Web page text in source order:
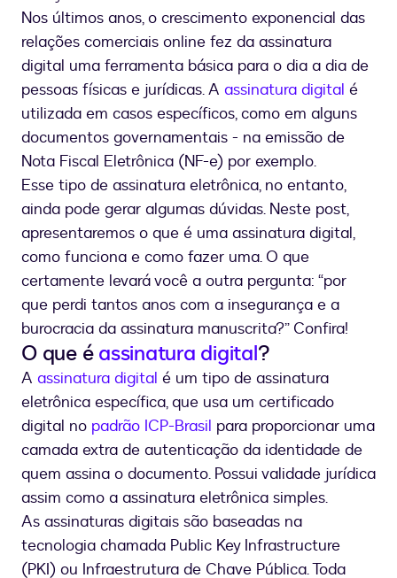
Nos últimos anos, o crescimento exponencial das
relações comerciais online fez da assinatura
digital uma ferramenta básica para o dia a dia de
pessoas físicas e jurídicas. A assinatura digital é
utilizada em casos específicos, como em alguns
documentos governamentais - na emissão de
Nota Fiscal Eletrônica (NF-e) por exemplo.
Esse tipo de assinatura eletrônica, no entanto,
ainda pode gerar algumas dúvidas. Neste post,
apresentaremos o que é uma assinatura digital,
como funciona e como fazer uma. O que
certamente levará você a outra pergunta: “por
que perdi tantos anos com a insegurança e a
burocracia da assinatura manuscrita?” Confira!
O que éassinatura digital?
A assinatura digital é um tipo de assinatura
eletrônica específica, que usa um certificado
digital no padrão ICP-Brasil para proporcionar uma
camada extra de autenticação da identidade de
quem assina o documento. Possui validade jurídica
assim como a assinatura eletrônica simples.
As assinaturas digitais são baseadas na
tecnologia chamada Public Key Infrastructure
(PKI) ou Infraestrutura de Chave Pública. Toda